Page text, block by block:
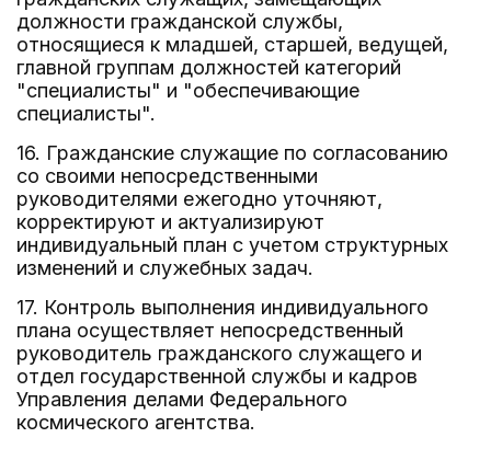
должности гражданской службы,
относящиеся к младшей, старшей, ведущей,
главной группам должностей категорий
"специалисты" и "обеспечивающие
специалисты".
16. Гражданские служащие по согласованию
со своими непосредственными
руководителями ежегодно уточняют,
корректируют и актуализируют
индивидуальный план с учетом структурных
изменений и служебных задач.
17. Контроль выполнения индивидуального
плана осуществляет непосредственный
руководитель гражданского служащего и
отдел государственной службы и кадров
Управления делами Федерального
космического агентства.